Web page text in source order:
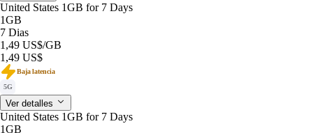
United States 1GB for 7 Days
1GB
7 Dias
1,49 US$/GB
1,49 US$
Baja latencia
5G
Ver detalles
United States 1GB for 7 Days
1GB